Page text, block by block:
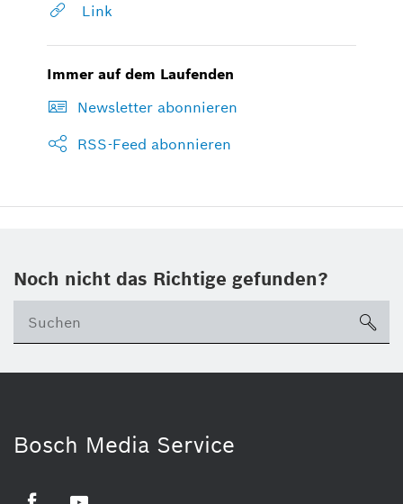
Link
Immer auf dem Laufenden
Newsletter abonnieren
RSS-Feed abonnieren
Noch nicht das Richtige gefunden?
Bosch Media Service